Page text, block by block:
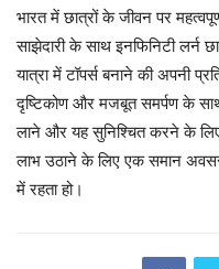
भारत में छात्रों के जीवन पर
साझेदारी के साथ इनफिनिटी
यात्रा में टॉपर्स बनाने की अपनी
दृष्टिकोण और मजबूत समर्पण के
लाने और यह सुनिश्चित करने के लिए
लाभ उठाने के लिए एक समान अवसर
में रहता हो।